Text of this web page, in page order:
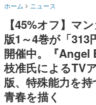
名作ゲームク
きます。
赫本
この物語を解
の形をした短
新世代に訊
これからのデ
の姿を追い、
わいい
ホーム ニュース
【45%オフ】マ
版1～4巻が「313
開催中。『Angel
枝准氏によるTV
版、特殊能力を
青春を描く